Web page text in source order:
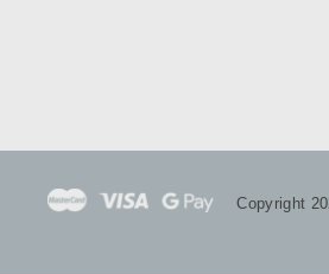
Copyright